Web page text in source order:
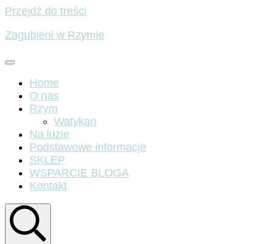
Przejdź do treści
Zagubieni w Rzymie
Home
O nas
Rzym
Watykan
Na luzie
Podstawowe informacje
SKLEP
WSPARCIE BLOGA
Kontakt